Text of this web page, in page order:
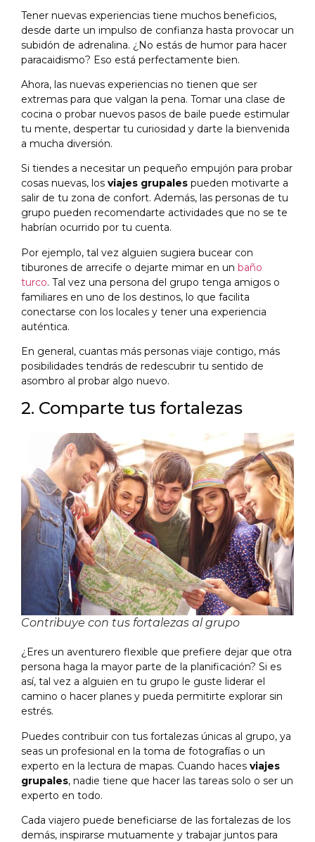
Tener nuevas experiencias tiene muchos beneficios,
desde darte un impulso de confianza hasta provocar un
subidón de adrenalina. ¿No estás de humor para hacer
paracaidismo? Eso está perfectamente bien.
Ahora, las nuevas experiencias no tienen que ser
extremas para que valgan la pena. Tomar una clase de
cocina o probar nuevos pasos de baile puede estimular
tu mente, despertar tu curiosidad y darte la bienvenida
a mucha diversión.
Si tiendes a necesitar un pequeño empujón para probar
cosas nuevas, los viajes grupales pueden motivarte a
salir de tu zona de confort. Además, las personas de tu
grupo pueden recomendarte actividades que no se te
habrían ocurrido por tu cuenta.
Por ejemplo, tal vez alguien sugiera bucear con
tiburones de arrecife o dejarte mimar en un baño
turco. Tal vez una persona del grupo tenga amigos o
familiares en uno de los destinos, lo que facilita
conectarse con los locales y tener una experiencia
auténtica.
En general, cuantas más personas viaje contigo, más
posibilidades tendrás de redescubrir tu sentido de
asombro al probar algo nuevo.
2. Comparte tus fortalezas
Contribuye con tus fortalezas al grupo
¿Eres un aventurero flexible que prefiere dejar que otra
persona haga la mayor parte de la planificación? Si es
así, tal vez a alguien en tu grupo le guste liderar el
camino o hacer planes y pueda permitirte explorar sin
estrés.
Puedes contribuir con tus fortalezas únicas al grupo, ya
seas un profesional en la toma de fotografías o un
experto en la lectura de mapas. Cuando haces viajes
grupales, nadie tiene que hacer las tareas solo o ser un
experto en todo.
Cada viajero puede beneficiarse de las fortalezas de los
demás, inspirarse mutuamente y trabajar juntos para